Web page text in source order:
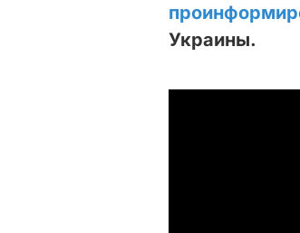
Украины.